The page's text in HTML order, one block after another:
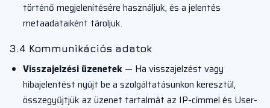
történő megjelenítésére használjuk, és a jelentés
metaadataiként tároljuk.
3.4 Kommunikációs adatok
Visszajelzési üzenetek — Ha visszajelzést vagy
hibajelentést nyújt be a szolgáltatásunkon keresztül,
összegyűjtjük az üzenet tartalmát az IP-címmel és User-